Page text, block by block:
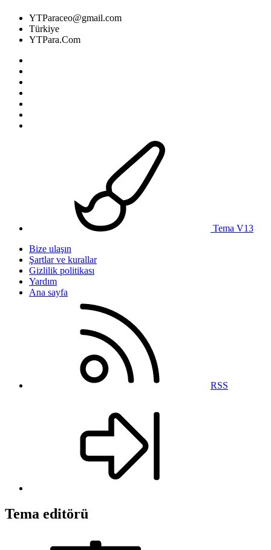
YTParaceo@gmail.com
Türkiye
YTPara.Com
Tema V13
Bize ulaşın
Şartlar ve kurallar
Gizlilik politikası
Yardım
Ana sayfa
RSS
Tema editörü